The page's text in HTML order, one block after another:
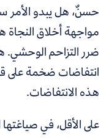
حسنٌ، هل يبدو الأمر
مواجهة أخلاق النجاة
ضرر التزاحم الوحشي.
انتفاضات ضخمة على
هذه الانتفاضات.
على الأقل، في صياغتها